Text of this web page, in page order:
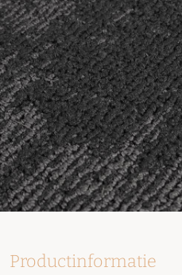
Productinformatie